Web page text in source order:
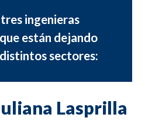
ingenieras
están dejando
sectores:
Lasprilla